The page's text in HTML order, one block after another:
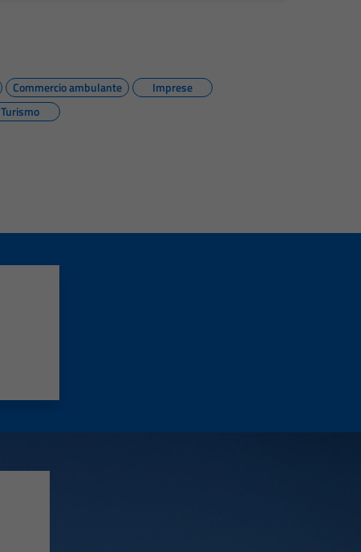
Commercio ambulante
Imprese
Turismo